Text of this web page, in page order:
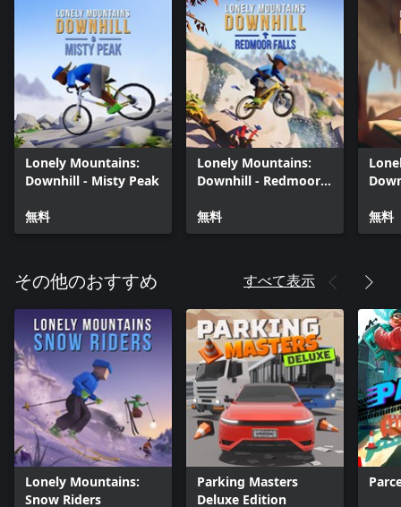
Lonely Mountains:
Downhill - Misty Peak
無料
Lonely Mountains:
Downhill - Redmoor
無料
無料
その他のおすすめ すべて表示
Lonely Mountains:
Snow Riders
Parking Masters
Deluxe Edition